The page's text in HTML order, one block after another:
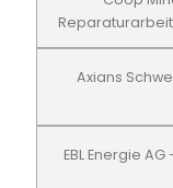
Axians
EBL Energie